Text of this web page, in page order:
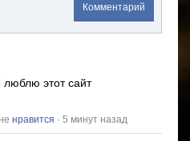
Комментарий
люблю этот сайт
нравится · 5 минут назад